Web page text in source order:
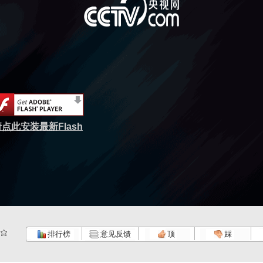
点此安装最新Flash
排行榜 意见反馈 顶 踩